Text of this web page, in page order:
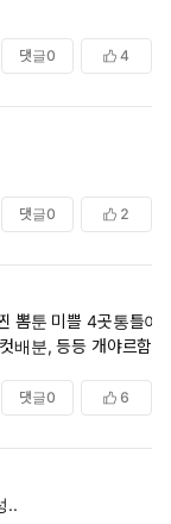
댓글0 4
댓글0 2
뽐툰 미쁠 4곳통틀어
배분, 등등 개야르함
댓글0 6
..